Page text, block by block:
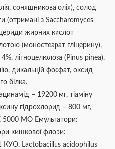
соняшникова олія), солод
(отримані з Saccharomyces
жирних кислот
(моностеарат гліцерину),
лігноцелюлоза (Pinus pinea),
дикальцій фосфат, оксид
білка.
– 19200 мг, тіаміну
гідрохлорид – 800 мг,
5000 МО Eмульгатори:
кишкової флори:
КУО, Lactobacillus acidophilus